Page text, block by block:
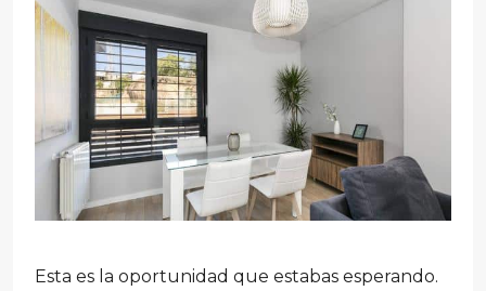
Esta es la oportunidad que estabas esperando.